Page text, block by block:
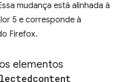
mudança está alinhada à
5 e corresponde à
Firefox.
elementos